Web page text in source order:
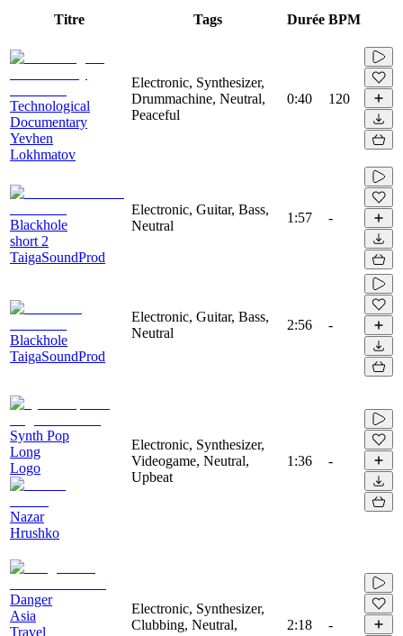
Titre Tags Durée BPM
Technological
Documentary
Yevhen
Lokhmatov
Electronic, Synthesizer,
Drummachine, Neutral,
Peaceful
0:40 120
Blackhole
short 2
TaigaSoundProd
Electronic, Guitar, Bass,
Neutral
1:57 -
Blackhole
TaigaSoundProd
Electronic, Guitar, Bass,
Neutral
2:56 -
Synth Pop
Long
Logo
Nazar
Hrushko
Electronic, Synthesizer,
Videogame, Neutral,
Upbeat
1:36 -
Danger
Asia
Travel
Electronic, Synthesizer,
Clubbing, Neutral,
2:18 -